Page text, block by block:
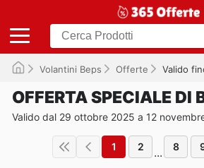
Volantini Beps Offerte Valido
OFFERTA SPECIALE DI
Valido dal 29 ottobre 2025 a 12
1 2 ... 8